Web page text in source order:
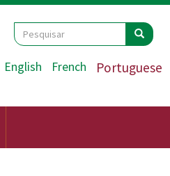
Search
Pesquisar Pesquisar
English French Portuguese